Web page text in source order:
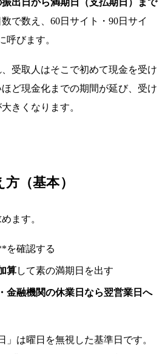
出日から満期日（支払期日）まで
で数え、60日サイト・90日サイ
呼びます。
受取人はそこで初めて現金を受け
ど現金化までの期間が延び、受け
きくなります。
（基本）
ます。
を確認する
算して素の満期日を出す
金融機関の休業日なら翌営業日へ
」は曜日を無視した基準日です。